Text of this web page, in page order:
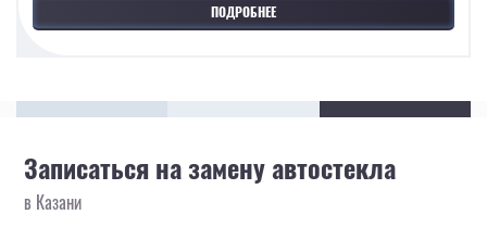
ПОДРОБНЕЕ
Записаться на замену автостекла
в Казани